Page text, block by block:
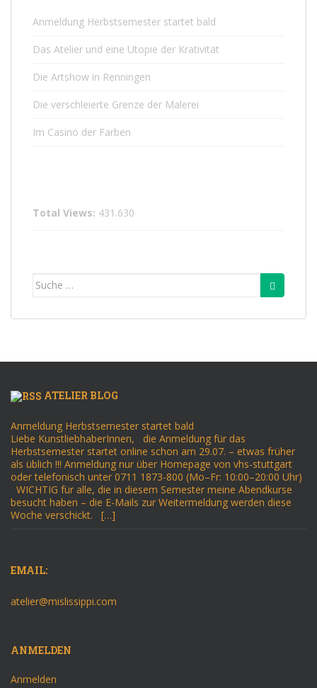
Anmeldung Herbstsemester startet bald
Das Atelier und eine Utopie der Krativität
Die Artshow in Renningen
Die verschleierte Grenze der Malerei
Im Casino der Farben
Total Views: 431.630
Suche
ATELIER BLOG
Anmeldung Herbstsemester startet bald
Liebe KunstliebhaberInnen, die Anmeldung für das
Herbstsemester startet online schon am 29.07. – etwas früher
als üblich !!! Anmeldung nur über Homepage von vhs-stuttgart
oder telefonisch unter 0711 1873-800 (Mo–Fr: 10:00–20:00 Uhr)
WICHTIG für alle, die in diesem Semester meine Abendkurse
besucht haben – die E-Mails zur Weitermeldung werden diese
Woche verschickt. […]
EMAIL:
atelier@mislissippi.com
ANMELDEN
Anmelden